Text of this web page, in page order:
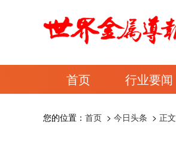
首页 行业要闻
您的位置： 首页 > 今日头条 > 正文